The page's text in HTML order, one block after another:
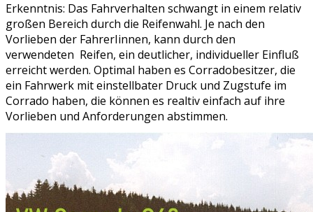
Erkenntnis: Das Fahrverhalten schwangt in einem relativ
großen Bereich durch die Reifenwahl. Je nach den
Vorlieben der FahrerIinnen, kann durch den
verwendeten Reifen, ein deutlicher, individueller Einfluß
erreicht werden. Optimal haben es Corradobesitzer, die
ein Fahrwerk mit einstellbater Druck und Zugstufe im
Corrado haben, die können es realtiv einfach auf ihre
Vorlieben und Anforderungen abstimmen.